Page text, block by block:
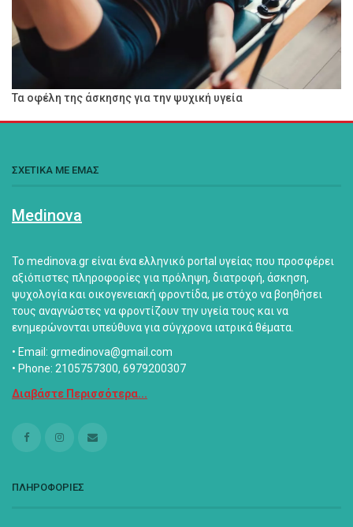
Τα οφέλη της άσκησης για την ψυχική υγεία
ΣΧΕΤΙΚΑ ΜΕ ΕΜΑΣ
Medinova
Το medinova.gr είναι ένα ελληνικό portal υγείας που προσφέρει
αξιόπιστες πληροφορίες για πρόληψη, διατροφή, άσκηση,
ψυχολογία και οικογενειακή φροντίδα, με στόχο να βοηθήσει
τους αναγνώστες να φροντίζουν την υγεία τους και να
ενημερώνονται υπεύθυνα για σύγχρονα ιατρικά θέματα.
• Email: grmedinova@gmail.com
• Phone: 2105757300, 6979200307
Διαβάστε Περισσότερα...
ΠΛΗΡΟΦΟΡΙΕΣ